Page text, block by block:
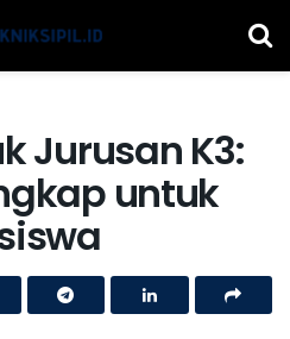
Jurusan K3:
untuk